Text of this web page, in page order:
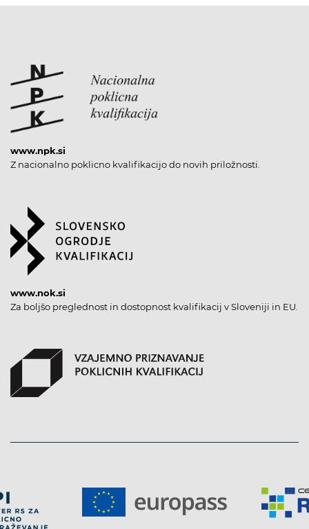
www.npk.si
Z nacionalno poklicno kvalifikacijo do novih priložnosti.
www.nok.si
Za boljšo preglednost in dostopnost kvalifikacij v Sloveniji in EU.